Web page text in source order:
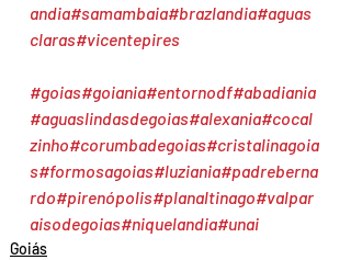
andia#samambaia#brazlandia#aguas
claras#vicentepires
#goias#goiania#entornodf#abadiania
#aguaslindasdegoias#alexania#cocal
zinho#corumbadegoias#cristalinagoia
s#formosagoias#luziania#padreberna
rdo#pirenópolis#planaltinago#valpar
aisodegoias#niquelandia#unai
Goiás